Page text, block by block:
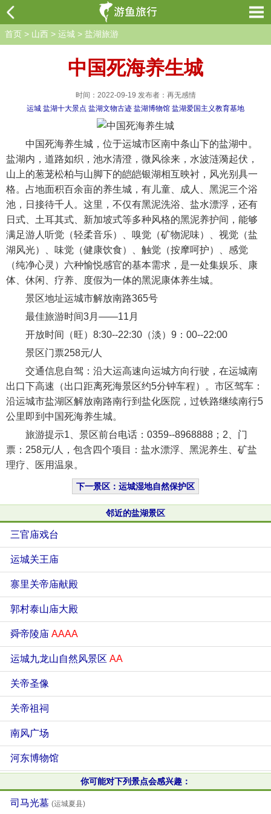
首页 > 山西 > 运城 > 盐湖旅游
中国死海养生城
时间：2022-09-19 发布者：再无感情
运城 盐湖十大景点 盐湖文物古迹 盐湖博物馆 盐湖爱国主义教育基地
中国死海养生城，位于运城市区南中条山下的盐湖中。
盐湖内，道路如织，池水清澄，微风徐来，水波涟漪起伏，
山上的葱茏松柏与山脚下的皑皑银湖相互映衬，风光别具一
格。占地面积百余亩的养生城，有儿童、成人、黑泥三个浴
池，日接待千人。这里，不仅有黑泥洗浴、盐水漂浮，还有
日式、土耳其式、新加坡式等多种风格的黑泥养护间，能够
满足游人听觉（轻柔音乐）、嗅觉（矿物泥味）、视觉（盐
湖风光）、味觉（健康饮食）、触觉（按摩呵护）、感觉
（纯净心灵）六种愉悦感官的基本需求，是一处集娱乐、康
体、休闲、疗养、度假为一体的黑泥康体养生城。
景区地址运城市解放南路365号
最佳旅游时间3月——11月
开放时间（旺）8:30--22:30（淡）9：00--22:00
景区门票258元/人
交通信息自驾：沿大运高速向运城方向行驶，在运城南
出口下高速（出口距离死海景区约5分钟车程）。市区驾车：
沿运城市盐湖区解放南路南行到盐化医院，过铁路继续南行5
公里即到中国死海养生城。
旅游提示1、景区前台电话：0359--8968888；2、门
票：258元/人，包含四个项目：盐水漂浮、黑泥养生、矿盐
理疗、医用温泉。
下一景区：运城湿地自然保护区
邻近的盐湖景区
三官庙戏台
运城关王庙
寨里关帝庙献殿
郭村泰山庙大殿
舜帝陵庙 AAAA
运城九龙山自然风景区 AA
关帝圣像
关帝祖祠
南风广场
河东博物馆
你可能对下列景点会感兴趣：
司马光墓 (运城夏县)